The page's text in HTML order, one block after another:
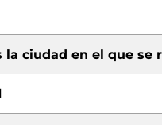
la ciudad en el que se